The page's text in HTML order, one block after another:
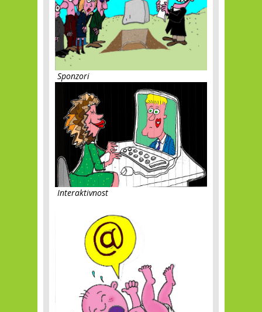
Sponzori
Interaktivnost